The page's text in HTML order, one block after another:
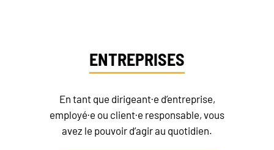
ENTREPRISES
En tant que dirigeant·e d’entreprise,
employé·e ou client·e responsable, vous
avez le pouvoir d’agir au quotidien.